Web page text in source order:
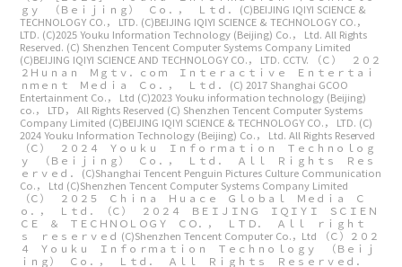
ｇｙ （Ｂｅｉｊｉｎｇ） Ｃｏ．， Ｌｔｄ． (C)BEIJING IQIYI SCIENCE &
TECHNOLOGY CO.， LTD. (C)BEIJING IQIYI SCIENCE & TECHNOLOGY CO.，
LTD. (C)2025 Youku Information Technology (Beijing) Co.， Ltd. All Rights
Reserved. (C) Shenzhen Tencent Computer Systems Company Limited
(C)BEIJING IQIYI SCIENCE AND TECHNOLOGY CO.， LTD. CCTV.
（Ｃ） ２０２
２Ｈｕｎａｎ Ｍｇｔｖ．ｃｏｍ Ｉｎｔｅｒａｃｔｉｖｅ Ｅｎｔｅｒｔａｉ
ｎｍｅｎｔ Ｍｅｄｉａ Ｃｏ．， Ｌｔｄ． (C) 2017 Shanghai GCOO
Entertainment Co.， Ltd (C)2023 Youku information technology (Beijing)
co.， LTD， All Rights Reserved (C) Shenzhen Tencent Computer Systems
Company Limited (C)BEIJING IQIYI SCIENCE & TECHNOLOGY CO.， LTD. (C)
2024 Youku Information Technology (Beijing) Co.， Ltd. All Rights Reserved
（Ｃ） ２０２４ Ｙｏｕｋｕ Ｉｎｆｏｒｍａｔｉｏｎ Ｔｅｃｈｎｏｌｏｇ
ｙ （Ｂｅｉｊｉｎｇ） Ｃｏ．， Ｌｔｄ． Ａｌｌ Ｒｉｇｈｔｓ Ｒｅｓ
ｅｒｖｅｄ． (C)Shanghai Tencent Penguin Pictures Culture Communication
Co.， Ltd (C)Shenzhen Tencent Computer Systems Company Limited
（Ｃ） ２０２５ Ｃｈｉｎａ Ｈｕａｃｅ Ｇｌｏｂａｌ Ｍｅｄｉａ Ｃ
ｏ．， Ｌｔｄ．
（Ｃ） ２０２４ ＢＥＩＪＩＮＧ ＩＱＩＹＩ ＳＣＩＥＮ
ＣＥ ＆ ＴＥＣＨＮＯＬＯＧＹ ＣＯ．， ＬＴＤ． Ａｌｌ ｒｉｇｈｔ
ｓ ｒｅｓｅｒｖｅｄ (C)Shenzhen Tencent Computer Co.，Ltd
（Ｃ）２０２
４ Ｙｏｕｋｕ Ｉｎｆｏｒｍａｔｉｏｎ Ｔｅｃｈｎｏｌｏｇｙ （Ｂｅｉｊ
ｉｎｇ） Ｃｏ．， Ｌｔｄ． Ａｌｌ Ｒｉｇｈｔｓ Ｒｅｓｅｒｖｅｄ．